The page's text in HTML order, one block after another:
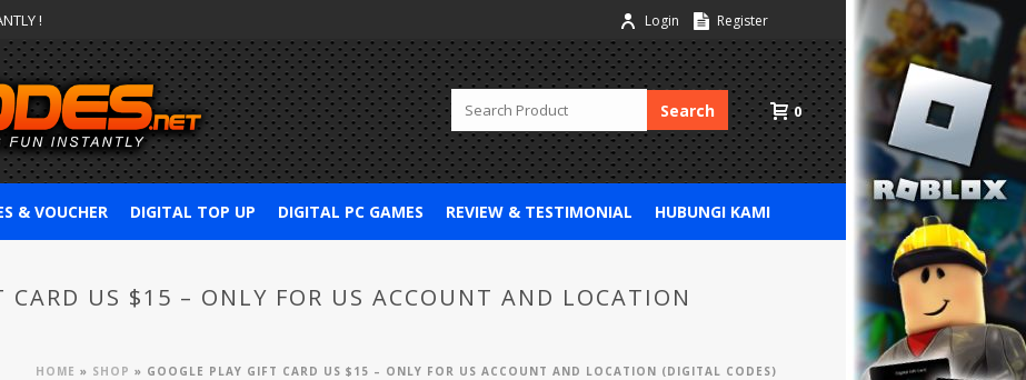
! Login Register
Search 0
& VOUCHER DIGITAL TOP UP DIGITAL PC GAMES REVIEW & TESTIMONIAL HUBUNGI KAMI
CARD US $15 – ONLY FOR US ACCOUNT AND LOCATION
HOME » SHOP » GOOGLE PLAY GIFT CARD US $15 – ONLY FOR US ACCOUNT AND LOCATION (DIGITAL CODES)